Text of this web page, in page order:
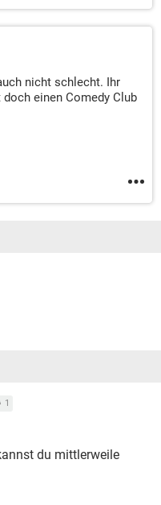
nicht schlecht. Ihr
einen Comedy Club
1
du mittlerweile